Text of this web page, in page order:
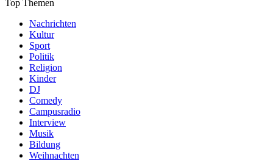
Top Themen
Nachrichten
Kultur
Sport
Politik
Religion
Kinder
DJ
Comedy
Campusradio
Interview
Musik
Bildung
Weihnachten